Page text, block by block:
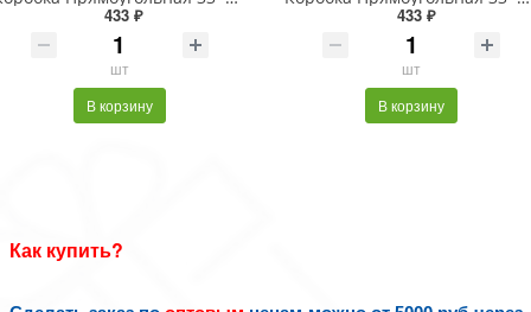
433 ₽
шт
В корзину
433 ₽
шт
В корзину
Как купить?